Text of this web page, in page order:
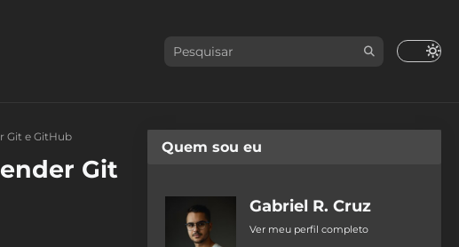
Git e GitHub
Git
Quem sou eu
Gabriel R. Cruz
Ver meu perfil completo